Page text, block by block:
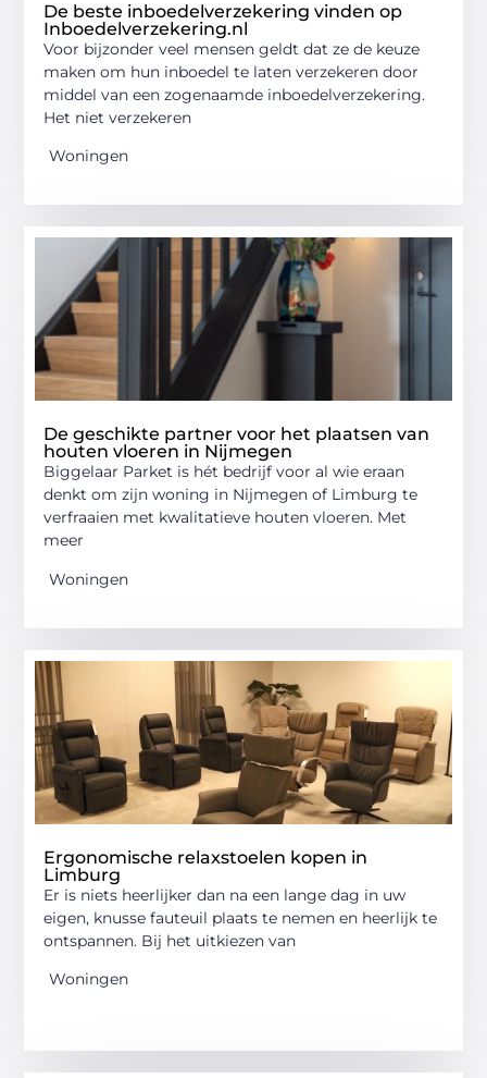
De beste inboedelverzekering vinden op
Inboedelverzekering.nl
Voor bijzonder veel mensen geldt dat ze de keuze
maken om hun inboedel te laten verzekeren door
middel van een zogenaamde inboedelverzekering.
Het niet verzekeren
Woningen
De geschikte partner voor het plaatsen van
houten vloeren in Nijmegen
Biggelaar Parket is hét bedrijf voor al wie eraan
denkt om zijn woning in Nijmegen of Limburg te
verfraaien met kwalitatieve houten vloeren. Met
meer
Woningen
Ergonomische relaxstoelen kopen in
Limburg
Er is niets heerlijker dan na een lange dag in uw
eigen, knusse fauteuil plaats te nemen en heerlijk te
ontspannen. Bij het uitkiezen van
Woningen